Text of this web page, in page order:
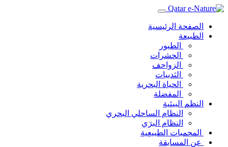
الصفحة الرئيسية
الطبيعة
الطيور
الحشرات
الزواحف
الثدييات
الحياة البحرية
المفضلة
النظم البيئية
النظام الساحلي البحري
النظام البرَي
المحميات الطبيعية
عن المسابقة